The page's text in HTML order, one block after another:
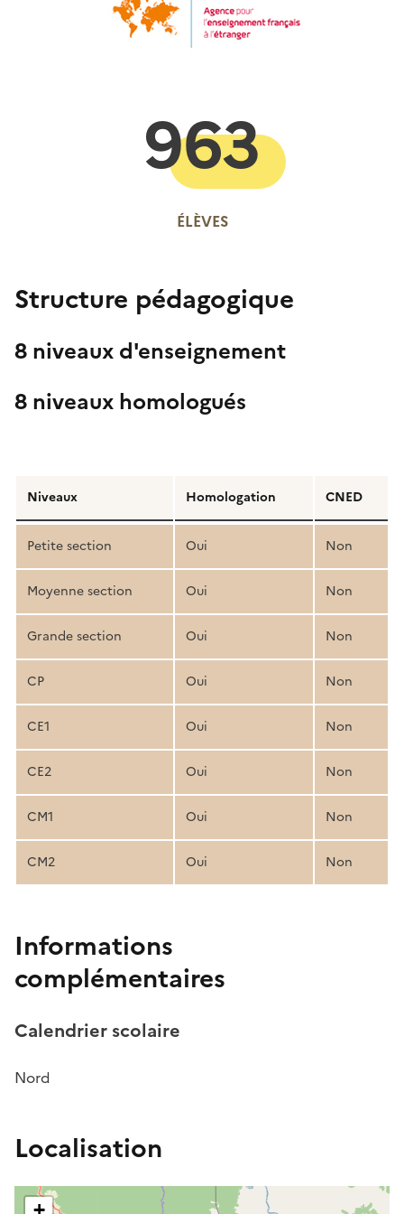
ÉLÈVES
963
Structure pédagogique
8 niveaux d'enseignement
8 niveaux homologués
de
la
structure
pédagogique
Niveaux Homologation CNED
Petite section Oui Non
Moyenne section Oui Non
Grande section Oui Non
CP Oui Non
CE1 Oui Non
CE2 Oui Non
CM1 Oui Non
CM2 Oui Non
Informations
complémentaires
Calendrier scolaire
Nord
Localisation
+